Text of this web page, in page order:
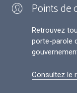
Points de
Retrouvez
porte-parole
Consultez le